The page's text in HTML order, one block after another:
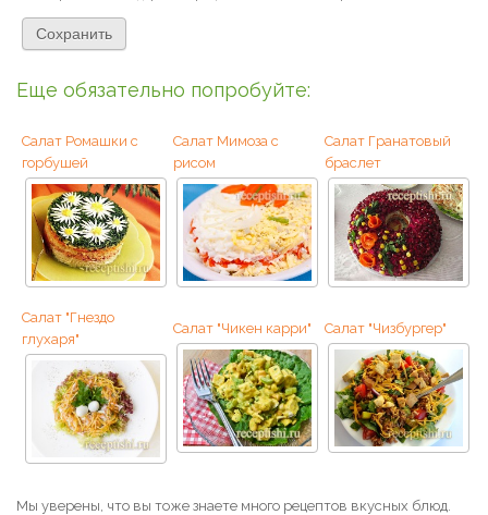
Еще обязательно попробуйте:
Салат Ромашки с
горбушей
Салат Мимоза с
рисом
Салат Гранатовый
браслет
Салат "Гнездо
глухаря"
Салат "Чикен карри" Салат "Чизбургер"
Мы уверены, что вы тоже знаете много рецептов вкусных блюд.